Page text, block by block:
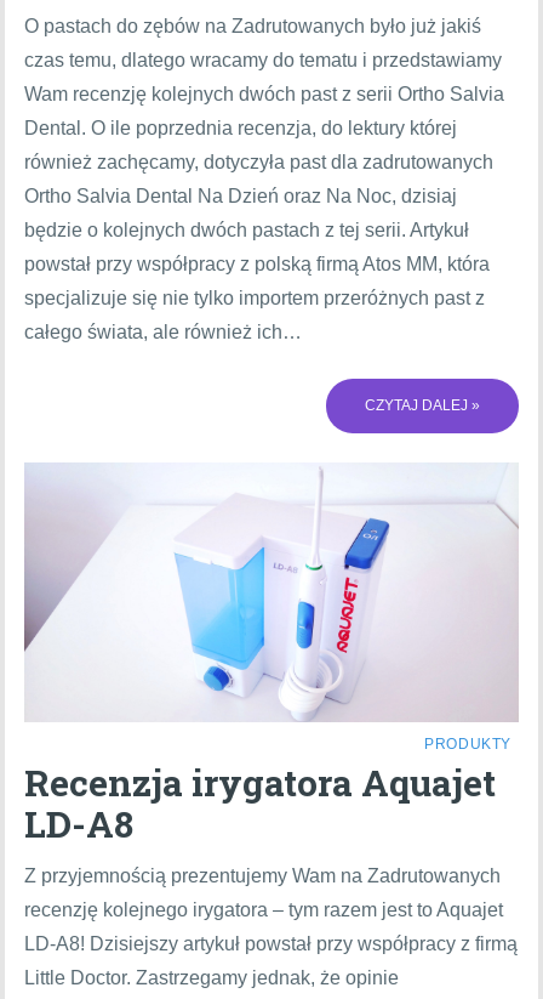
O pastach do zębów na Zadrutowanych było już jakiś
czas temu, dlatego wracamy do tematu i przedstawiamy
Wam recenzję kolejnych dwóch past z serii Ortho Salvia
Dental. O ile poprzednia recenzja, do lektury której
również zachęcamy, dotyczyła past dla zadrutowanych
Ortho Salvia Dental Na Dzień oraz Na Noc, dzisiaj
będzie o kolejnych dwóch pastach z tej serii. Artykuł
powstał przy współpracy z polską firmą Atos MM, która
specjalizuje się nie tylko importem przeróżnych past z
całego świata, ale również ich…
CZYTAJ DALEJ »
PRODUKTY
Recenzja irygatora Aquajet
LD-A8
Z przyjemnością prezentujemy Wam na Zadrutowanych
recenzję kolejnego irygatora – tym razem jest to Aquajet
LD-A8! Dzisiejszy artykuł powstał przy współpracy z firmą
Little Doctor. Zastrzegamy jednak, że opinie